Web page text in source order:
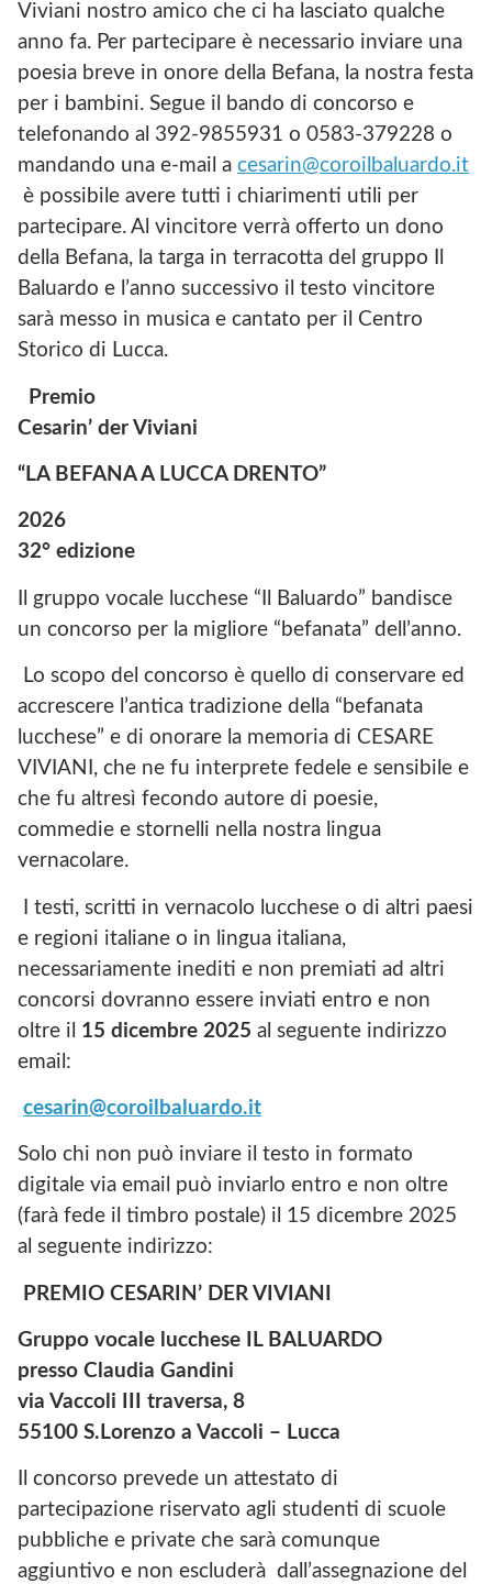
Viviani nostro amico che ci ha lasciato qualche
anno fa. Per partecipare è necessario inviare una
poesia breve in onore della Befana, la nostra festa
per i bambini. Segue il bando di concorso e
telefonando al 392-9855931 o 0583-379228 o
mandando una e-mail a cesarin@coroilbaluardo.it
è possibile avere tutti i chiarimenti utili per
partecipare. Al vincitore verrà offerto un dono
della Befana, la targa in terracotta del gruppo Il
Baluardo e l’anno successivo il testo vincitore
sarà messo in musica e cantato per il Centro
Storico di Lucca.
Premio
Cesarin’ der Viviani
“LA BEFANA A LUCCA DRENTO”
2026
32° edizione
Il gruppo vocale lucchese “Il Baluardo” bandisce
un concorso per la migliore “befanata” dell’anno.
Lo scopo del concorso è quello di conservare ed
accrescere l’antica tradizione della “befanata
lucchese” e di onorare la memoria di CESARE
VIVIANI, che ne fu interprete fedele e sensibile e
che fu altresì fecondo autore di poesie,
commedie e stornelli nella nostra lingua
vernacolare.
I testi, scritti in vernacolo lucchese o di altri paesi
e regioni italiane o in lingua italiana,
necessariamente inediti e non premiati ad altri
concorsi dovranno essere inviati entro e non
oltre il 15 dicembre 2025 al seguente indirizzo
email:
cesarin@coroilbaluardo.it
Solo chi non può inviare il testo in formato
digitale via email può inviarlo entro e non oltre
(farà fede il timbro postale) il 15 dicembre 2025
al seguente indirizzo:
PREMIO CESARIN’ DER VIVIANI
Gruppo vocale lucchese IL BALUARDO
presso Claudia Gandini
via Vaccoli III traversa, 8
55100 S.Lorenzo a Vaccoli – Lucca
Il concorso prevede un attestato di
partecipazione riservato agli studenti di scuole
pubbliche e private che sarà comunque
aggiuntivo e non escluderà dall’assegnazione del